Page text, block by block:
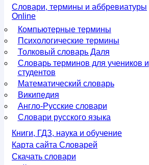
Словари, термины и аббревиатуры
Online
Компьютерные термины
Психологические термины
Толковый словарь Даля
Словарь терминов для учеников и
студентов
Математический словарь
Википедия
Англо-Русские словари
Словари русского языка
Книги, ГДЗ, наука и обучение
Карта сайта Словарей
Скачать словари